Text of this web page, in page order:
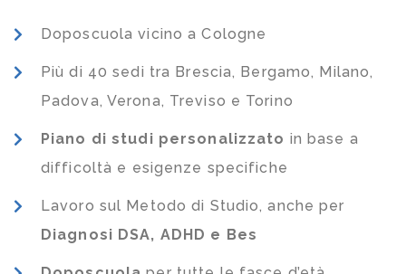
Doposcuola vicino a Cologne
Più di 40 sedi tra Brescia, Bergamo, Milano,
Padova, Verona, Treviso e Torino
Piano di studi personalizzato in base a
difficoltà e esigenze specifiche
Lavoro sul Metodo di Studio, anche per
Diagnosi DSA, ADHD e Bes